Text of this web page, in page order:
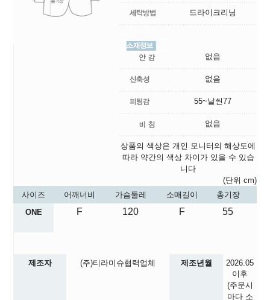
드라이크리닝
없음
없음
55~날씬77
없음
상품의 색상은 개인 모니터의 해상도에
따라 약간의 색상 차이가 있을 수 있습
니다
(단위 cm)
사이즈
어깨너비 가슴둘레 소매길이
총기장
ONE
F 120 F 55
제조자 (주)티라미슈협력업체 제조년월
2026.05
이후
(주문시
마다 소